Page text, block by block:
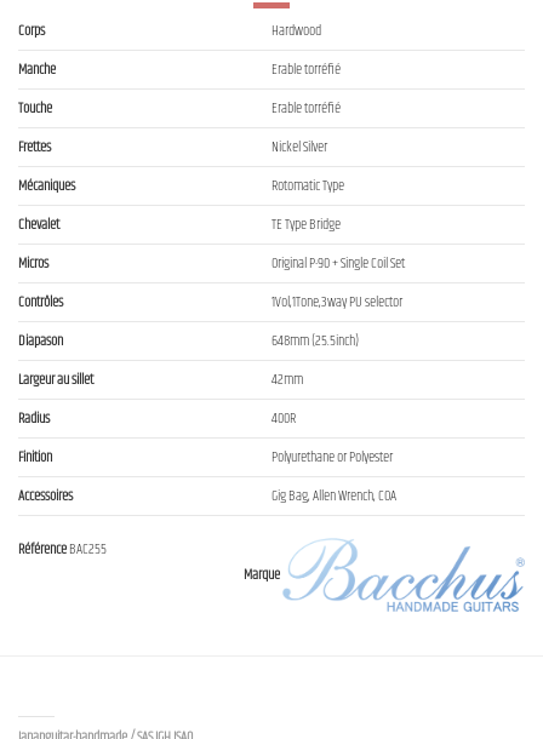
Corps
Hardwood
Manche
Erable torréfié
Touche
Erable torréfié
Frettes
Nickel Silver
Mécaniques
Rotomatic Type
Chevalet
TE Type Bridge
Micros
Original P-90 + Single Coil Set
Contrôles
1Vol,1Tone,3way PU selector
Diapason
648mm (25.5inch)
Largeur au sillet
42mm
Radius
400R
Finition
Polyurethane or Polyester
Accessoires
Gig Bag, Allen Wrench, COA
Marque
RéférenceBAC255